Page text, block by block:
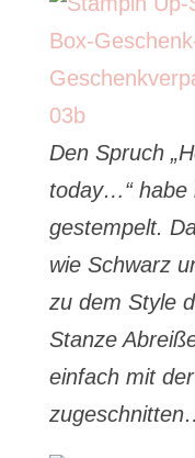
Den Spruch
today…“ habe
gestempelt.
wie Schwarz
zu dem Style
Stanze
einfach mit